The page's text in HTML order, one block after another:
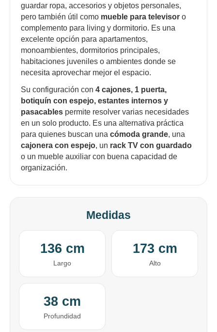
guardar ropa, accesorios y objetos personales,
pero también útil como mueble para televisor o
complemento para living y dormitorio. Es una
excelente opción para apartamentos,
monoambientes, dormitorios principales,
habitaciones juveniles o ambientes donde se
necesita aprovechar mejor el espacio.
Su configuración con 4 cajones, 1 puerta,
botiquín con espejo, estantes internos y
pasacables permite resolver varias necesidades
en un solo producto. Es una alternativa práctica
para quienes buscan una cómoda grande, una
cajonera con espejo, un rack TV con guardado
o un mueble auxiliar con buena capacidad de
organización.
Medidas
136 cm
Largo
173 cm
Alto
38 cm
Profundidad